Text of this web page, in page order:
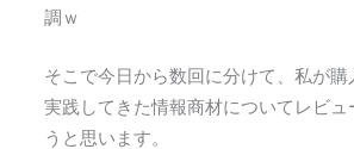
調ｗ
そこで今日から数回に分けて、私が購
実践してきた情報商材についてレビュ
うと思います。